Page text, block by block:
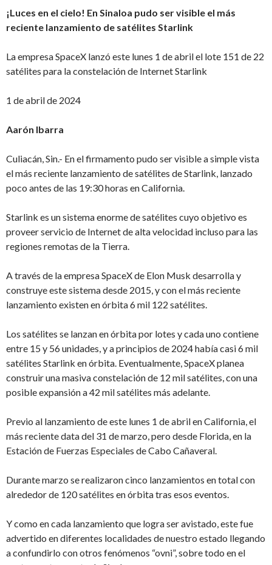
¡Luces en el cielo! En Sinaloa pudo ser visible el más
reciente lanzamiento de satélites Starlink
La empresa SpaceX lanzó este lunes 1 de abril el lote 151 de 22
satélites para la constelación de Internet Starlink
1 de abril de 2024
Aarón Ibarra
Culiacán, Sin.- En el firmamento pudo ser visible a simple vista
el más reciente lanzamiento de satélites de Starlink, lanzado
poco antes de las 19:30 horas en California.
Starlink es un sistema enorme de satélites cuyo objetivo es
proveer servicio de Internet de alta velocidad incluso para las
regiones remotas de la Tierra.
A través de la empresa SpaceX de Elon Musk desarrolla y
construye este sistema desde 2015, y con el más reciente
lanzamiento existen en órbita 6 mil 122 satélites.
Los satélites se lanzan en órbita por lotes y cada uno contiene
entre 15 y 56 unidades, y a principios de 2024 había casi 6 mil
satélites Starlink en órbita. Eventualmente, SpaceX planea
construir una masiva constelación de 12 mil satélites, con una
posible expansión a 42 mil satélites más adelante.
Previo al lanzamiento de este lunes 1 de abril en California, el
más reciente data del 31 de marzo, pero desde Florida, en la
Estación de Fuerzas Especiales de Cabo Cañaveral.
Durante marzo se realizaron cinco lanzamientos en total con
alrededor de 120 satélites en órbita tras esos eventos.
Y como en cada lanzamiento que logra ser avistado, este fue
advertido en diferentes localidades de nuestro estado llegando
a confundirlo con otros fenómenos “ovni”, sobre todo en el